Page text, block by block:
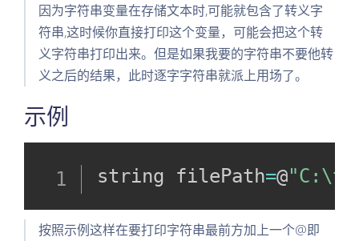
因为字符串变量在存储文本时,可能就包含了转义字
符串,这时候你直接打印这个变量，可能会把这个转
义字符串打印出来。但是如果我要的字符串不要他转
义之后的结果，此时逐字字符串就派上用场了。
示例
string filePath=@
按照示例这样在要打印字符串最前方加上一个@即